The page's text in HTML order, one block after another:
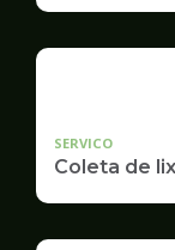
SERVICO
Coleta de